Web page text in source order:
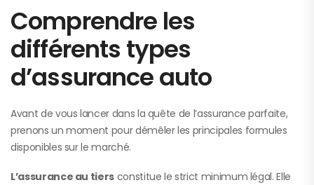
Comprendre les
différents types
d’assurance auto
Avant de vous lancer dans la quête de l’assurance parfaite,
prenons un moment pour démêler les principales formules
disponibles sur le marché.
L’assurance au tiers constitue le strict minimum légal. Elle